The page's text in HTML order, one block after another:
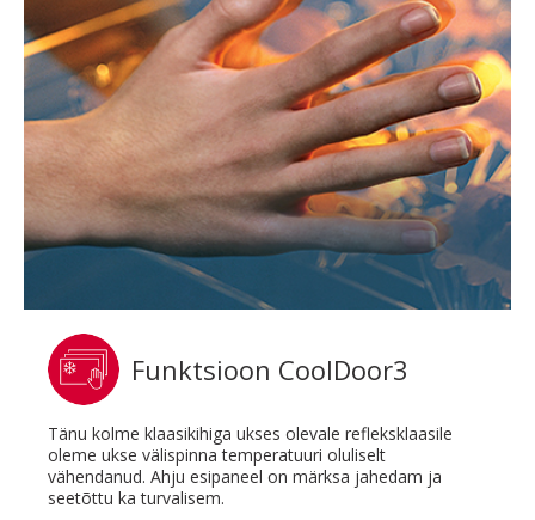
Funktsioon CoolDoor3
Tänu kolme klaasikihiga ukses olevale refleksklaasile
oleme ukse välispinna temperatuuri oluliselt
vähendanud. Ahju esipaneel on märksa jahedam ja
seetõttu ka turvalisem.